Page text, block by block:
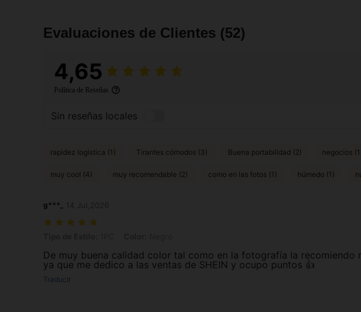
Evaluaciones de Clientes (52)
4,65
Política de Reseñas
Sin reseñas locales
rapidez logística (1) Tirantes cómodos (3) Buena portabilidad (2) negocios
muy cool (4) muy recomendable (2) como en las fotos (1) húmedo (1)
g***_
De muy buena calidad color tal como en la fotografía la recomiendo
ya que me dedico a las ventas de SHEIN y ocupo puntos 👍
Traducir